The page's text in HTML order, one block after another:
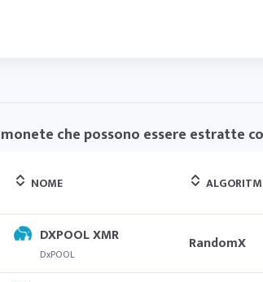
che possono essere estratte
NOME
DXPOOL XMR
DxPOOL RandomX